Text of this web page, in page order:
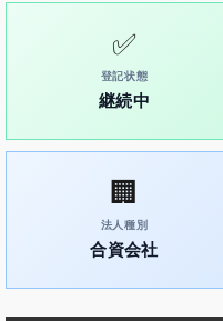
✅
登記状態
継続中
🏢
法人種別
合資会社